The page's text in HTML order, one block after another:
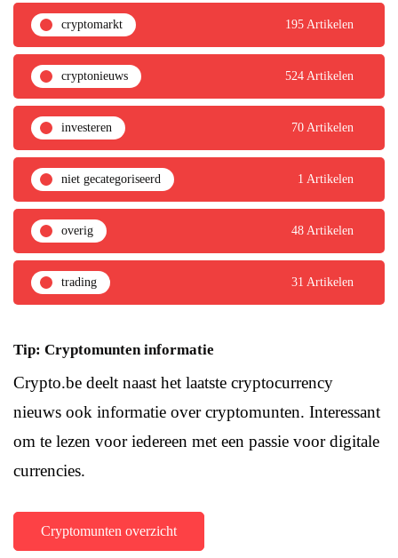
cryptomarkt 195 Artikelen
cryptonieuws 524 Artikelen
investeren 70 Artikelen
niet gecategoriseerd 1 Artikelen
overig 48 Artikelen
trading 31 Artikelen
Tip: Cryptomunten informatie
Crypto.be deelt naast het laatste cryptocurrency
nieuws ook informatie over cryptomunten. Interessant
om te lezen voor iedereen met een passie voor digitale
currencies.
Cryptomunten overzicht